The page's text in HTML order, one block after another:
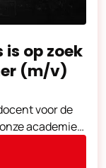
is op zoek
(m/v)
voor de